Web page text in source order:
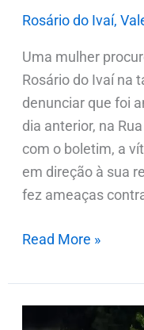
Rosário do Ivaí,
Uma mulher
Rosário do Ivaí na
denunciar que foi
dia anterior, na
com o boletim, a
em direção à sua
fez ameaças
Read More »